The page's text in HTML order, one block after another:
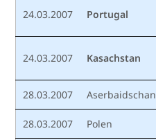
24.03.2007 Portugal
24.03.2007 Kasachstan
28.03.2007 Aserbaidschan
28.03.2007 Polen